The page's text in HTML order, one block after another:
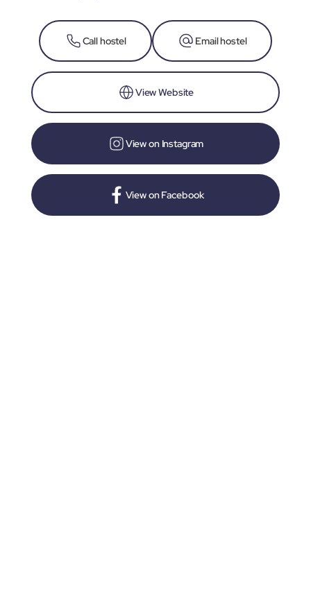
Call hostel Email hostel
View Website
View on Instagram
View on Facebook